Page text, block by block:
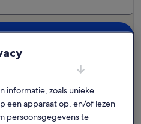
informatie, zoals unieke
een apparaat op, en/of lezen
persoonsgegevens te